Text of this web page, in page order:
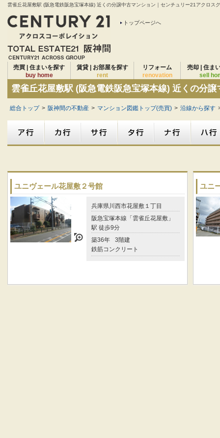
雲雀丘花屋敷駅 (阪急電鉄阪急宝塚本線) 近くの分譲中古マンション｜センチュリー21アクロス
トップページへ
売買 | 住まいを探す
buy home
賃貸 | お部屋を探す
rent
リフォーム
renovation
売却 | 住ま
sell
雲雀丘花屋敷駅 (阪急電鉄阪急宝塚本線) 近くの分
総合トップ > 阪神間の不動産 > マンション図鑑トップ(売買) > 沿線から探す
ユニヴェール花屋敷２号館
兵庫県川西市花屋敷１丁目
阪急宝塚本線「雲雀丘花屋敷」
駅 徒歩9分
築36年
3階建
鉄筋コンクリート
ユニ